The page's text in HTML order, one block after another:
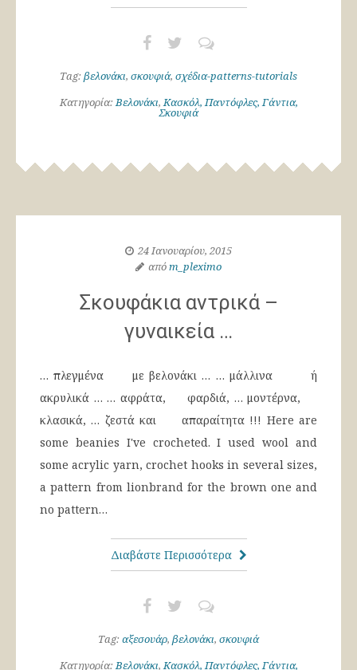
Tag: βελονάκι, σκουφιά, σχέδια-patterns-tutorials
Κατηγορία:Βελονάκι,Κασκόλ, Παντόφλες, Γάντια,
Σκουφιά
24 Ιανουαρίου, 2015
απόm_pleximo
Σκουφάκια αντρικά –
γυναικεία …
… πλεγμένα με βελονάκι … … μάλλινα ή
ακρυλικά … … αφράτα, φαρδιά, … μοντέρνα,
κλασικά, … ζεστά και απαραίτητα !!! Here are
some beanies I've crocheted. I used wool and
some acrylic yarn, crochet hooks in several sizes,
a pattern from lionbrand for the brown one and
no pattern…
Διαβάστε Περισσότερα
Tag: αξεσουάρ, βελονάκι, σκουφιά
Κατηγορία:Βελονάκι,Κασκόλ, Παντόφλες, Γάντια,